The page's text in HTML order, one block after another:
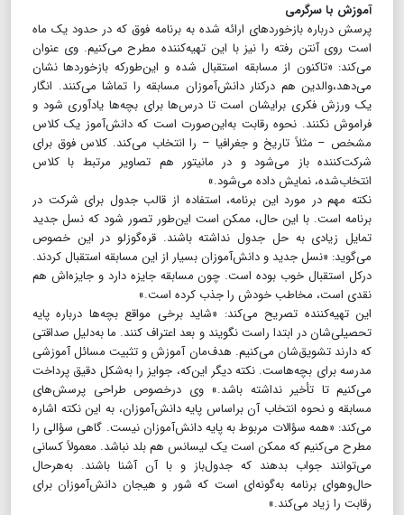
آموزش با سرگرمی
پرسش درباره بازخوردهای ارائه شده به برنامه فوق که در حدود یک ماه
است روی آنتن رفته را نیز با این تهیه‌کننده مطرح می‌کنیم. وی عنوان
می‌کند: «تاکنون از مسابقه استقبال شده و این‌طورکه بازخوردها نشان
می‌دهد،والدین هم درکنار دانش‌آموزان مسابقه را تماشا می‌کنند. انگار
یک ورزش فکری برایشان است تا درس‌ها برای بچه‌ها یادآوری شود و
فراموش نکنند. نحوه رقابت به‌این‌صورت است که دانش‌آموز یک کلاس
مشخص – مثلاً تاریخ و جغرافیا – را انتخاب می‌کند. کلاس فوق برای
شرکت‌کننده باز می‌شود و در مانیتور هم تصاویر مرتبط با کلاس
انتخاب‌شده، نمایش داده می‌شود.»
نکته مهم در مورد این برنامه، استفاده از قالب جدول برای شرکت در
برنامه است. با این حال، ممکن است این‌طور تصور شود که نسل جدید
تمایل زیادی به حل جدول نداشته باشند. قره‌گوزلو در این خصوص
می‌گوید: «نسل جدید و دانش‌آموزان بسیار از این مسابقه استقبال کردند.
در‌کل استقبال خوب بوده است. چون مسابقه جایزه دارد و جایزه‌اش هم
نقدی است، مخاطب خودش را جذب کرده است.»
این تهیه‌کننده تصریح می‌کند: «شاید برخی مواقع بچه‌ها درباره پایه
تحصیلی‌شان در ابتدا راست نگویند و بعد اعتراف کنند. ما به‌دلیل صداقتی
که دارند تشویق‌شان می‌کنیم. هدف‌مان آموزش و تثبیت مسائل آموزشی
مدرسه برای بچه‌هاست. نکته دیگر این‌که، جوایز را به‌شکل دقیق پرداخت
می‌کنیم تا تأخیر نداشته باشد.» وی در‌خصوص طراحی پرسش‌های
مسابقه و نحوه انتخاب آن براساس پایه دانش‌آموزان، به این نکته اشاره
می‌کند: «همه سؤالات مربوط به پایه دانش‌آموزان نیست. گاهی سؤالی را
مطرح می‌کنیم که ممکن است یک لیسانس هم بلد نباشد. معمولاً کسانی
می‌توانند جواب بدهند که جدول‌باز و با آن آشنا باشند. به‌هر‌حال
حال‌و‌هوای برنامه به‌گونه‌ای است که شور و هیجان دانش‌آموزان برای
رقابت را زیاد می‌کند.»